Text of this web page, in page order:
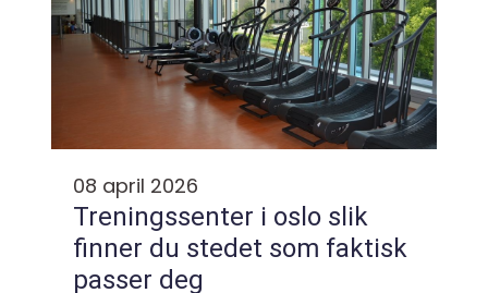
08 april 2026
Treningssenter i oslo slik
finner du stedet som faktisk
passer deg